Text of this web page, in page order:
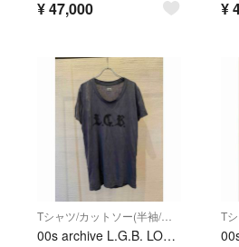
¥47,000 ¥
Tシャツ/カットソー(半袖/袖なし)
00s archive L.G.B. LOGO t-shirt tシャツ y2k